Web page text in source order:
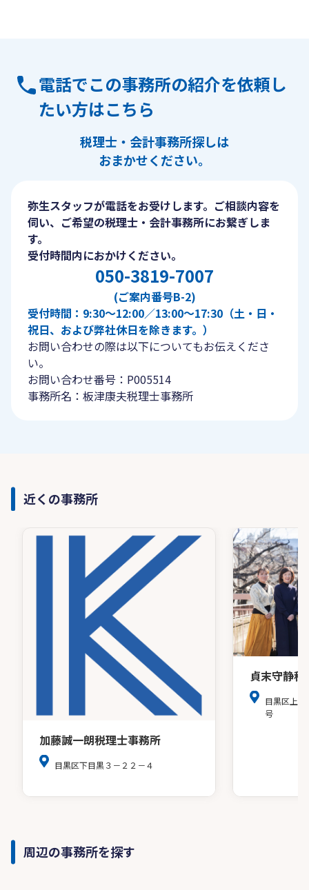
電話でこの事務所の紹介を依頼し
たい方はこちら
税理士・会計事務所探しは
おまかせください。
弥生スタッフが電話をお受けします。ご相談内容を
伺い、ご希望の税理士・会計事務所にお繋ぎしま
す。
受付時間内におかけください。
050-3819-7007
(ご案内番号B-2)
受付時間：9:30〜12:00／13:00〜17:30（土・日・
祝日、および弊社休日を除きます。）
お問い合わせの際は以下についてもお伝えくださ
い。
お問い合わせ番号：P005514
事務所名：板津康夫税理士事務所
近くの事務所
加藤誠一朗税理士事務所
目黒区下目黒３－２２－４
貞末守静
目黒区上
号
周辺の事務所を探す